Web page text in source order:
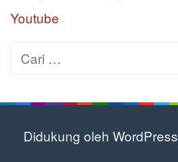
Youtube
Cari
Didukung oleh WordPress